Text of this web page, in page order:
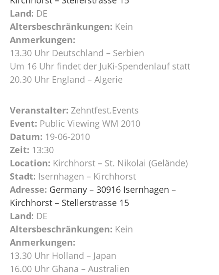
Land: DE
Altersbeschränkungen: Kein
Anmerkungen:
13.30 Uhr Deutschland – Serbien
Um 16 Uhr findet der JuKi-Spendenlauf statt
20.30 Uhr England – Algerie
Veranstalter: Zehntfest.Events
Event: Public Viewing WM 2010
Datum: 19-06-2010
Zeit: 13:30
Location: Kirchhorst – St. Nikolai (Gelände)
Stadt: Isernhagen – Kirchhorst
Adresse: Germany – 30916 Isernhagen –
Kirchhorst – Stellerstrasse 15
Land: DE
Altersbeschränkungen: Kein
Anmerkungen:
13.30 Uhr Holland – Japan
16.00 Uhr Ghana – Australien